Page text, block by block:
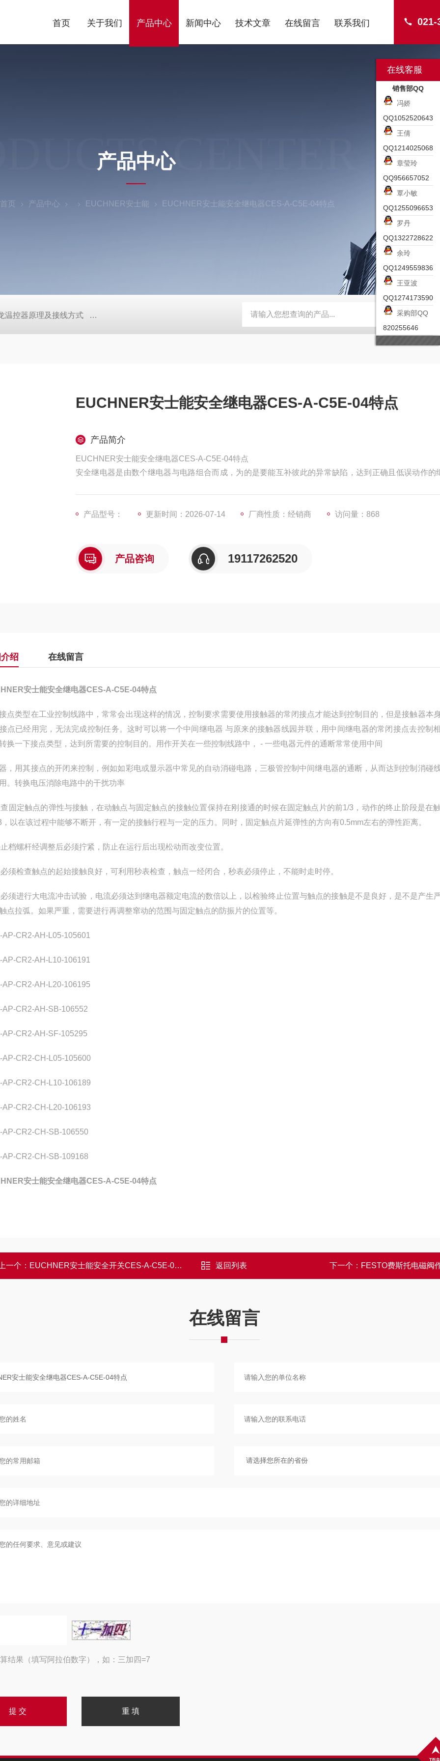
021-
首页 关于我们 产品中心 新闻中心 技术文章 在线留言 联系我们
CENTER
产品中心
首页 产品中心 EUCHNER安士能 EUCHNER安士能安全继电器CES-A-C5E-04特点
温控器原理及接线方式 日本SMC真空压力开关的中文资料ZK2-ZSEA-A *皮尔兹PILZ安全激光扫描仪 RZMO-TER-
EUCHNER安士能安全继电器CES-A-C5E-04特点
产品简介
EUCHNER安士能安全继电器CES-A-C5E-04特点
安全继电器是由数个继电器与电路组合而成，为的是要能互补彼此的异常缺陷，达到正确且低误动作的
产品型号：
更新时间：2026-07-14 厂商性质：经销商 访问量：868
产品咨询 19117262520
绍 在线留言
安士能安全继电器CES-A-C5E-04特点
点类型在工业控制线路中，常常会出现这样的情况，控制要求需要使用接触器的常闭接点才能达到控制目的，但是接触器本
点已经用完，无法完成控制任务。这时可以将一个中间继电器 与原来的接触器线园并联，用中间继电器的常闭接点去控制
换一下接点类型，达到所需要的控制目的。用作开关在一些控制线路中， - 一些电器元件的通断常常使用中间
，用其接点的开闭来控制，例如如彩电或显示器中常见的自动消碰电路，三极管控制中间继电器的通断，从而达到控制消碰
。转换电压消除电路中的干扰功率
固定触点的弹性与接触，在动触点与固定触点的接触位置保持在刚接通的时候在固定触点片的前1/3，动作的终止阶段是在
，以在该过程中能够不断开，有一定的接触行程与一定的压力。同时，固定触点片延弹性的方向有0.5mm左右的弹性距离。
螺杆经调整后必须拧紧，防止在运行后出现松动而改变位置。
检查触点的起始接触良好，可利用秒表检查，触点一经闭合，秒表必须停止，不能时走时停。
进行大电流冲击试验，电流必须达到继电器额定电流的数倍以上，以检验终止位置与触点的接触是不是良好，是不是产生
点拉弧。如果严重，需要进行再调整窜动的范围与固定触点的防振片的位置等。
AP-CR2-AH-L05-105601
AP-CR2-AH-L10-106191
AP-CR2-AH-L20-106195
AP-CR2-AH-SB-106552
AP-CR2-AH-SF-105295
AP-CR2-CH-L05-105600
AP-CR2-CH-L10-106189
AP-CR2-CH-L20-106193
AP-CR2-CH-SB-106550
AP-CR2-CH-SB-109168
安士能安全继电器CES-A-C5E-04特点
一个： EUCHNER安士能安全开关CES-A-C5E-01作用 返回列表 下一个： FESTO费斯托电磁阀
在线留言
结果（填写阿拉伯数字），如：三加四=7
在线客服
销售部QQ
冯娇
QQ1052520643
王倩
QQ1214025068
章莹玲
QQ956657052
覃小敏
QQ1255096653
罗丹
QQ1322728622
余玲
QQ1249559836
王亚波
QQ1274173590
采购部QQ
820255646